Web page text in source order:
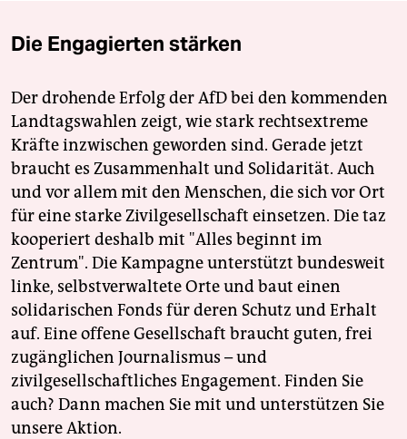
Die Engagierten stärken
Der drohende Erfolg der AfD bei den kommenden
Landtagswahlen zeigt, wie stark rechtsextreme
Kräfte inzwischen geworden sind. Gerade jetzt
braucht es Zusammenhalt und Solidarität. Auch
und vor allem mit den Menschen, die sich vor Ort
für eine starke Zivilgesellschaft einsetzen. Die taz
kooperiert deshalb mit "Alles beginnt im
Zentrum". Die Kampagne unterstützt bundesweit
linke, selbstverwaltete Orte und baut einen
solidarischen Fonds für deren Schutz und Erhalt
auf. Eine offene Gesellschaft braucht guten, frei
zugänglichen Journalismus – und
zivilgesellschaftliches Engagement. Finden Sie
auch? Dann machen Sie mit und unterstützen Sie
unsere Aktion.